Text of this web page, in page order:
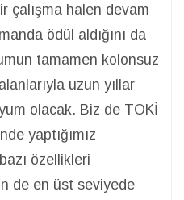
çalışma halen devam
ödül aldığını da
tamamen kolonsuz
uzun yıllar
olacak. Biz de TOKİ
yaptığımız
özellikleri
de en üst seviyede